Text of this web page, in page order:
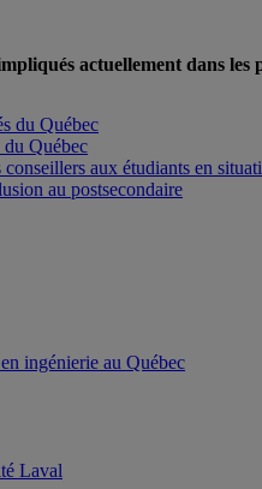
actuellement dans les
du Québec
du Québec
aux étudiants en
au postsecondaire
ingénierie au Québec
Laval